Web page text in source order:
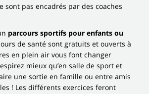
sont pas encadrés par des coaches
parcours sportifs pour enfants ou
de santé sont gratuits et ouverts à
en plein air vous font changer
mieux qu’en salle de sport et
une sortie en famille ou entre amis
! Les différents exercices feront